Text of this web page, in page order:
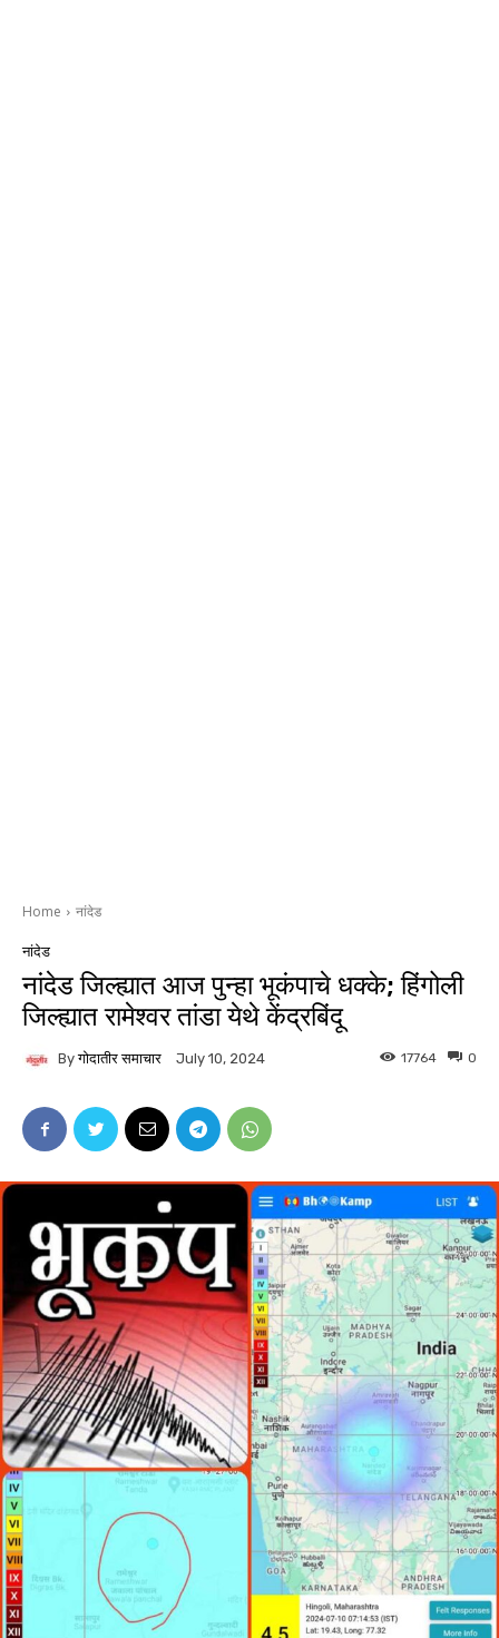
Home नांदेड
नांदेड
नांदेड जिल्ह्यात आज पुन्हा भूकंपाचे धक्के; हिंगोली
जिल्ह्यात रामेश्वर तांडा येथे केंद्रबिंदू
By गोदातीर समाचार July 10, 2024 0
17764